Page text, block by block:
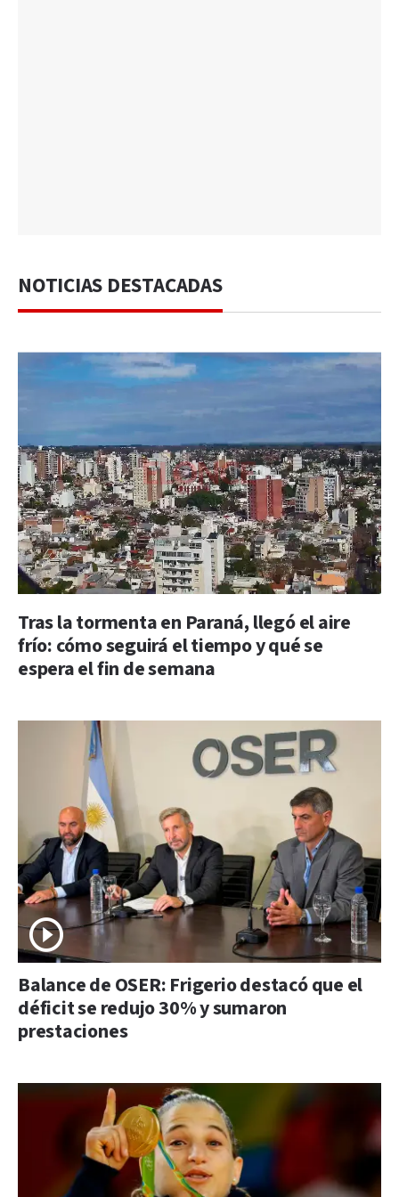
NOTICIAS DESTACADAS
Tras la tormenta en Paraná, llegó el aire
frío: cómo seguirá el tiempo y qué se
espera el fin de semana
Balance de OSER: Frigerio destacó que el
déficit se redujo 30% y sumaron
prestaciones